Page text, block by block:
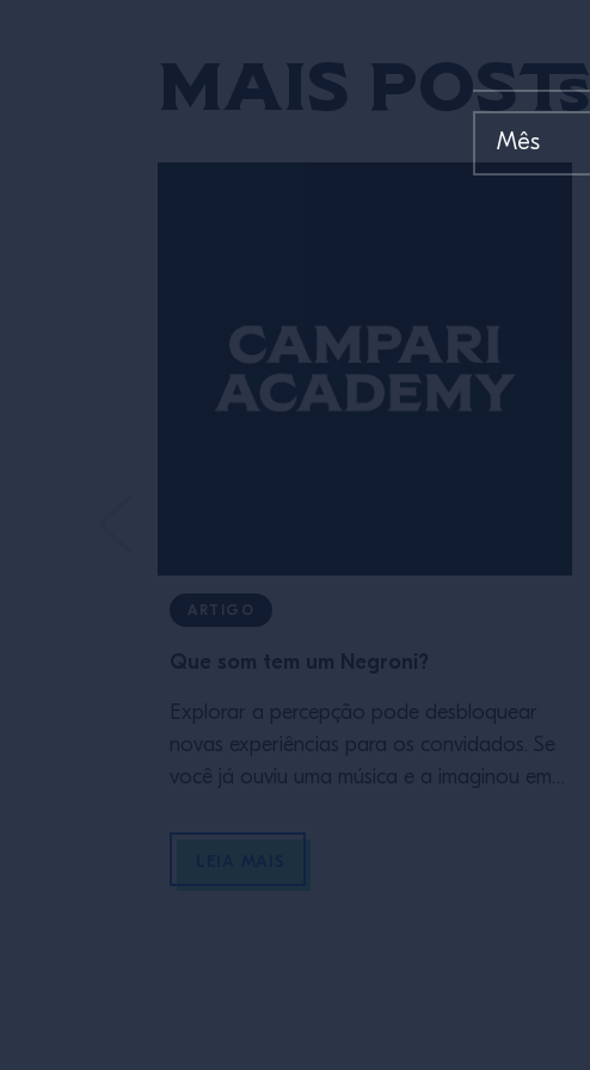
Mais posts
ARTIGO
Que som tem um Negroni?
Explorar a percepção pode desbloquear
novas experiências para os convidados. Se
você já ouviu uma música e a imaginou em